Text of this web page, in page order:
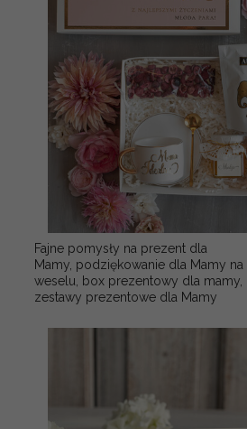
Fajne pomysły na prezent dla
Mamy, podziękowanie dla Mamy na
weselu, box prezentowy dla mamy,
zestawy prezentowe dla Mamy